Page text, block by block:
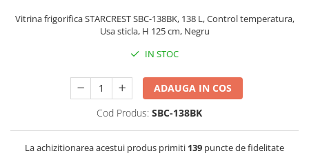
Vitrine pentru vinuri
Aparate de bucatarie
Aparate de gatit cu aburi
Aparate de preparat desert
Aparate de vidat
Ascutitor cutite
Vitrina frigorifica STARCREST SBC-138BK, 138 L, Control temperatura,
Usa sticla, H 125 cm, Negru
IN STOC
ADAUGA IN COS
Cod Produs: SBC-138BK
La achizitionarea acestui produs primiti 139 puncte de fidelitate